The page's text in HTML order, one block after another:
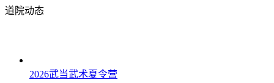
道院动态
2026武当武术夏令营